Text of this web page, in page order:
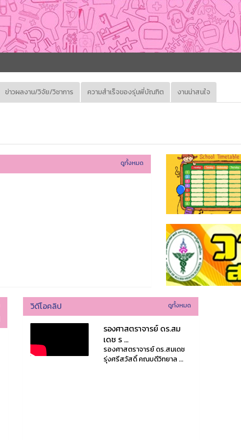
ข่าวผลงาน/วิจัย/วิชาการ ความสำเร็จของรุ่นพี่บัณฑิต งานน่าสนใจ
ดูทั้งหมด
วิดีโอคลิป ดูทั้งหมด
รองศาสตราจารย์ ดร.สม
เดช ร ...
รองศาสตราจารย์ ดร.สมเดช
รุ่งศรีสวัสดิ์ คณบดีวิทยาล ...